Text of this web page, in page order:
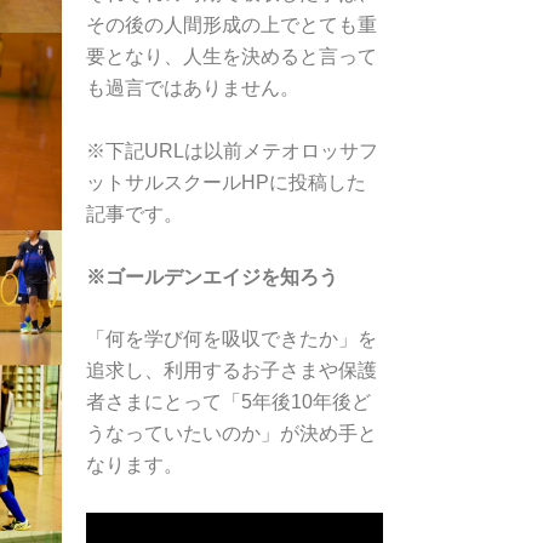
その後の人間形成の上でとても重
要となり、人生を決めると言って
も過言ではありません。
※下記URLは以前メテオロッサフ
ットサルスクールHPに投稿した
記事です。
※ゴールデンエイジを知ろう
「何を学び何を吸収できたか」を
追求し、利用するお子さまや保護
者さまにとって「5年後10年後ど
うなっていたいのか」が決め手と
なります。